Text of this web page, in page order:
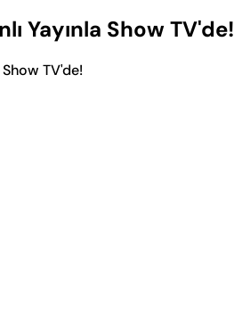
Yayınla Show TV'de!
TV'de!